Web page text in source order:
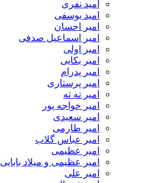
امید نفری
امید یوسفی
امیر احسان
امیر اسماعیل صدفی
امیر اولی
امیر بکایی
امیر پدرام
امیر پرستاری
امیر ته ته
امیر خواجه پور
امیر سعیدی
امیر طارمی
امیر عباس گلاب
امیر عظیمی
امیر عظیمی و میلاد بابایی
امیر علی